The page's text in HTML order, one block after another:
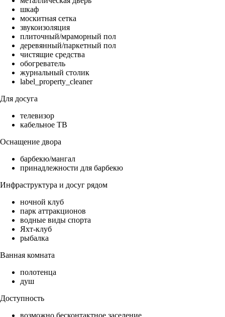
шкаф
москитная сетка
звукоизоляция
плиточный/мраморный пол
деревянный/паркетный пол
чистящие средства
обогреватель
журнальный столик
label_property_cleaner
Для досуга
телевизор
кабельное ТВ
Оснащение двора
барбекю/мангал
принадлежности для барбекю
Инфраструктура и досуг рядом
ночной клуб
парк аттракционов
водные виды спорта
Яхт-клуб
рыбалка
Ванная комната
полотенца
душ
Доступность
возможно бесконтактное заселение